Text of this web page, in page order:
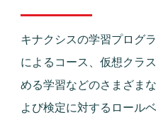
キナクシスの学習プログ
によるコース、仮想クラ
める学習などのさまざま
よび検定に対するロール